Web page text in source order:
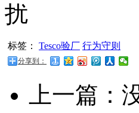
扰
标签： Tesco验厂 行为守则
分享到：
上一篇：